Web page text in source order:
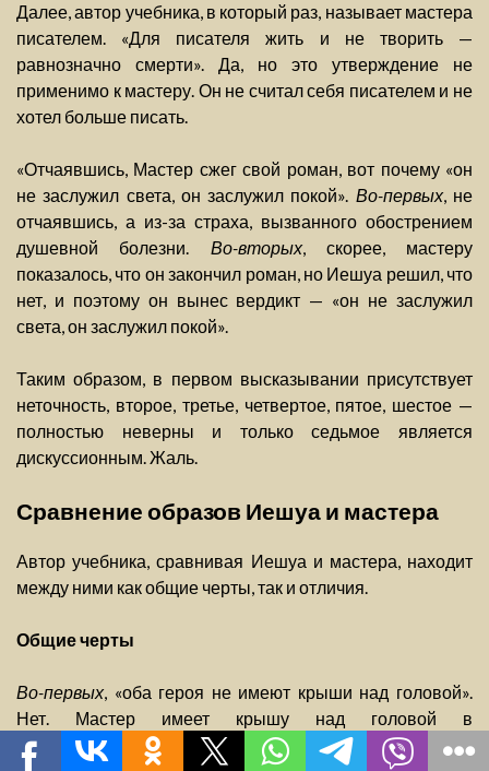
Далее, автор учебника, в который раз, называет мастера
писателем. «Для писателя жить и не творить —
равнозначно смерти». Да, но это утверждение не
применимо к мастеру. Он не считал себя писателем и не
хотел больше писать.
«Отчаявшись, Мастер сжег свой роман, вот почему «он
не заслужил света, он заслужил покой». Во-первых, не
отчаявшись, а из-за страха, вызванного обострением
душевной болезни. Во-вторых, скорее, мастеру
показалось, что он закончил роман, но Иешуа решил, что
нет, и поэтому он вынес вердикт — «он не заслужил
света, он заслужил покой».
Таким образом, в первом высказывании присутствует
неточность, второе, третье, четвертое, пятое, шестое —
полностью неверны и только седьмое является
дискуссионным. Жаль.
Сравнение образов Иешуа и мастера
Автор учебника, сравнивая Иешуа и мастера, находит
между ними как общие черты, так и отличия.
Общие черты
Во-первых, «оба героя не имеют крыши над головой».
Нет. Мастер имеет крышу над головой в
психиатрической лечебнице. Причем если психическое